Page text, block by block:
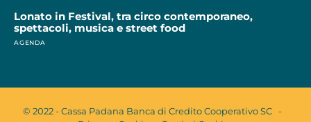
Lonato in Festival, tra circo contemporaneo,
spettacoli, musica e street food
AGENDA
© 2022 - Cassa Padana Banca di Credito Cooperativo SC -